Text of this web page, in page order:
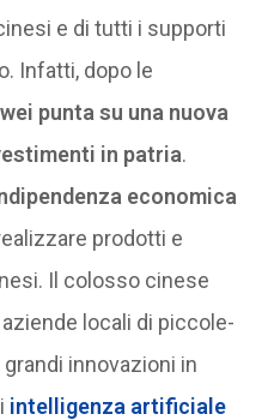
e di tutti i supporti
Infatti, dopo le
punta su una nuova
in patria.
economica
prodotti e
Il colosso cinese
locali di piccole-
innovazioni in
intelligenza artificiale